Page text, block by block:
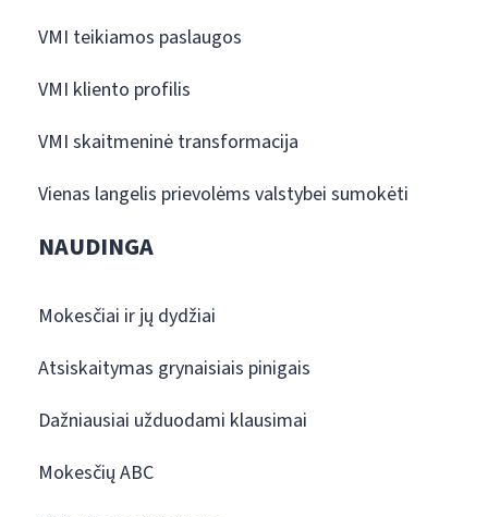
VMI teikiamos paslaugos
VMI kliento profilis
VMI skaitmeninė transformacija
Vienas langelis prievolėms valstybei sumokėti
NAUDINGA
Mokesčiai ir jų dydžiai
Atsiskaitymas grynaisiais pinigais
Dažniausiai užduodami klausimai
Mokesčių ABC